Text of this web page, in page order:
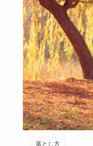
落とし方